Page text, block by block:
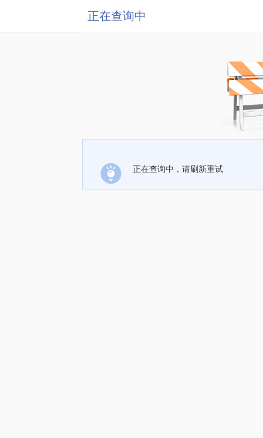
正在查询中
正在查询中，请刷新重试